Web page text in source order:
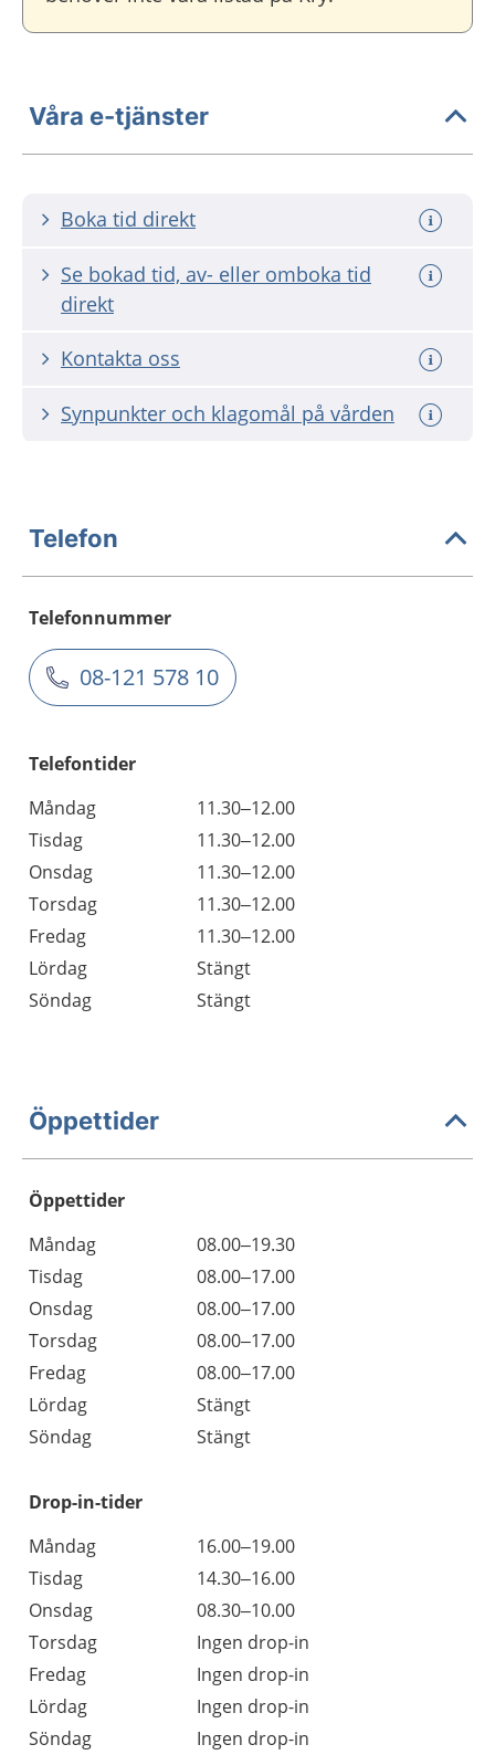
Våra e-tjänster
Boka tid direkt
Se bokad tid, av- eller omboka tid
direkt
Kontakta oss
Synpunkter och klagomål på vården
Telefon
Telefonnummer
08-121 578 10
Telefontider
Måndag
11.30–12.00
Tisdag
11.30–12.00
Onsdag
11.30–12.00
Torsdag
11.30–12.00
Fredag
11.30–12.00
Lördag
Stängt
Söndag
Stängt
Öppettider
Öppettider
Dag
Öppettider
Kommentarer
Måndag
08.00–19.30
Tisdag
08.00–17.00
Onsdag
08.00–17.00
Torsdag
08.00–17.00
Fredag
08.00–17.00
Lördag
Stängt
Söndag
Stängt
Drop-in-tider
Måndag
16.00–19.00
Tisdag
14.30–16.00
Onsdag
08.30–10.00
Torsdag
Ingen drop-in
Fredag
Ingen drop-in
Lördag
Ingen drop-in
Söndag
Ingen drop-in